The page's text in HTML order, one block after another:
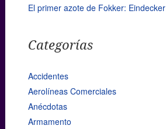
El primer azote de Fokker: Eindecker
Categorías
Accidentes
Aerolíneas Comerciales
Anécdotas
Armamento